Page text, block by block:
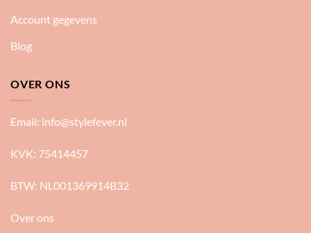
Account gegevens
Blog
OVER ONS
Email: info@stylefever.nl
KVK: 75414457
BTW: NL001369914B32
Over ons